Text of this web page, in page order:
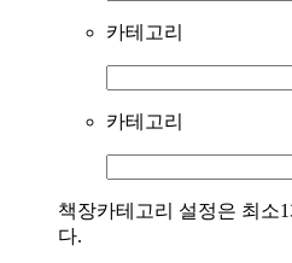
카테고리
카테고리
책장카테고리 설정은 최소
다.